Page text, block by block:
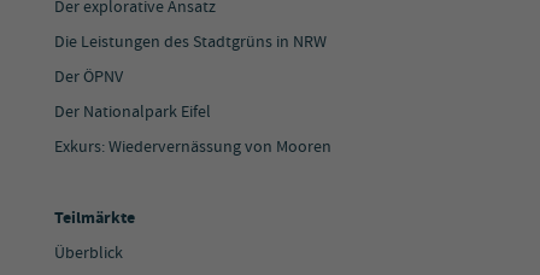
Der explorative Ansatz
Die Leistungen des Stadtgrüns in NRW
Der ÖPNV
Der Nationalpark Eifel
Exkurs: Wiedervernässung von Mooren
Teilmärkte
Überblick